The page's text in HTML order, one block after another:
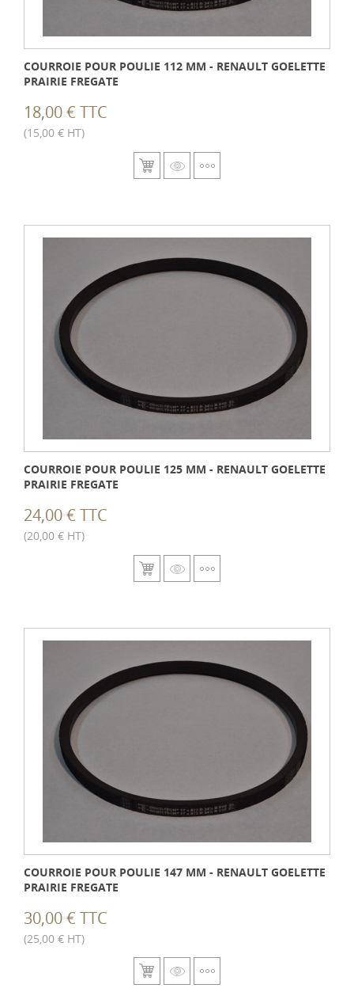
COURROIE POUR POULIE 112 MM - RENAULT GOELETTE
PRAIRIE FREGATE
18,00 € TTC
(15,00 € HT)
COURROIE POUR POULIE 125 MM - RENAULT GOELETTE
PRAIRIE FREGATE
24,00 € TTC
(20,00 € HT)
COURROIE POUR POULIE 147 MM - RENAULT GOELETTE
PRAIRIE FREGATE
30,00 € TTC
(25,00 € HT)